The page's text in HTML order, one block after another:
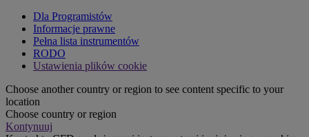
Dla Programistów
Informacje prawne
Pełna lista instrumentów
RODO
Ustawienia plików cookie
Choose another country or region to see content specific to your
location
Choose country or region
Kontynuuj